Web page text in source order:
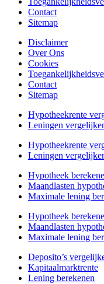
Contact
Sitemap
Disclaimer
Over Ons
Cookies
Contact
Sitemap
Hypotheekrente
Leningen
Hypotheekrente
Leningen
Hypotheek
Maandlasten
Maximale lening
Hypotheek
Maandlasten
Maximale lening
Deposito’s
Kapitaalmarktrente
Lening berekenen